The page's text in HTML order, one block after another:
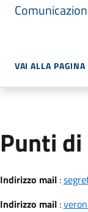
VAI ALLA PAGINA
Punti
Indirizzo mail:
Indirizzo mail: